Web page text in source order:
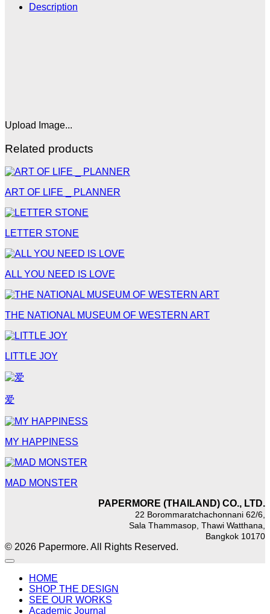
Description
Upload Image...
Related products
ART OF LIFE _ PLANNER
LETTER STONE
ALL YOU NEED IS LOVE
THE NATIONAL MUSEUM OF WESTERN ART
LITTLE JOY
爱
MY HAPPINESS
MAD MONSTER
PAPERMORE (THAILAND) CO., LTD.
22 Borommaratchachonnani 62/6,
Sala Thammasop, Thawi Watthana,
Bangkok 10170
© 2026 Papermore. All Rights Reserved.
HOME
SHOP THE DESIGN
SEE OUR WORKS
Academic Journal